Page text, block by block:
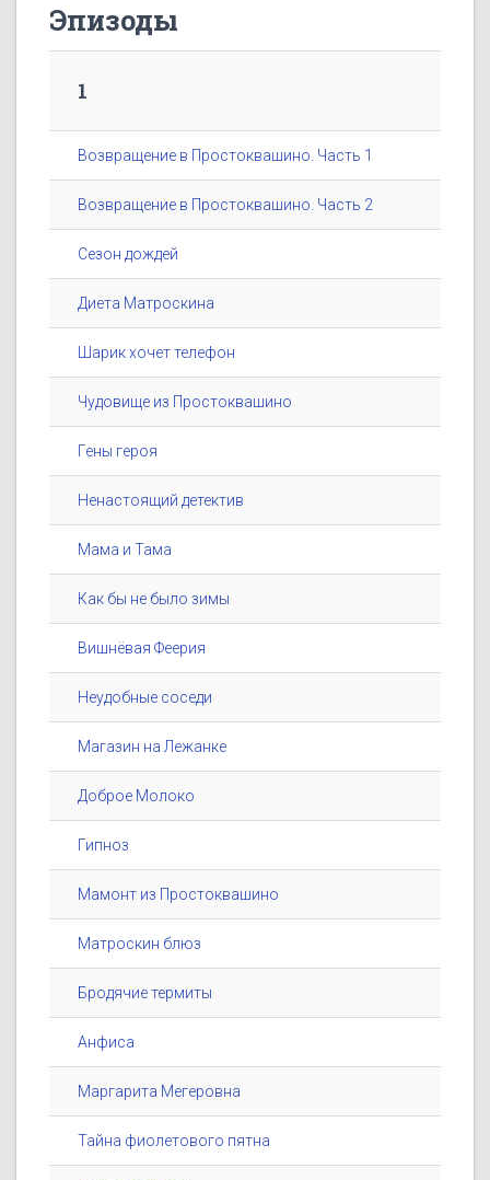
Эпизоды
1
Возвращение в Простоквашино. Часть 1
Возвращение в Простоквашино. Часть 2
Сезон дождей
Диета Матроскина
Шарик хочет телефон
Чудовище из Простоквашино
Гены героя
Ненастоящий детектив
Мама и Тама
Как бы не было зимы
Вишнёвая Феерия
Неудобные соседи
Магазин на Лежанке
Доброе Молоко
Гипноз
Мамонт из Простоквашино
Матроскин блюз
Бродячие термиты
Анфиса
Маргарита Мегеровна
Тайна фиолетового пятна